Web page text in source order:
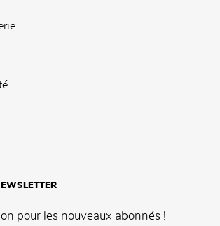
pour les nouveaux abonnés !